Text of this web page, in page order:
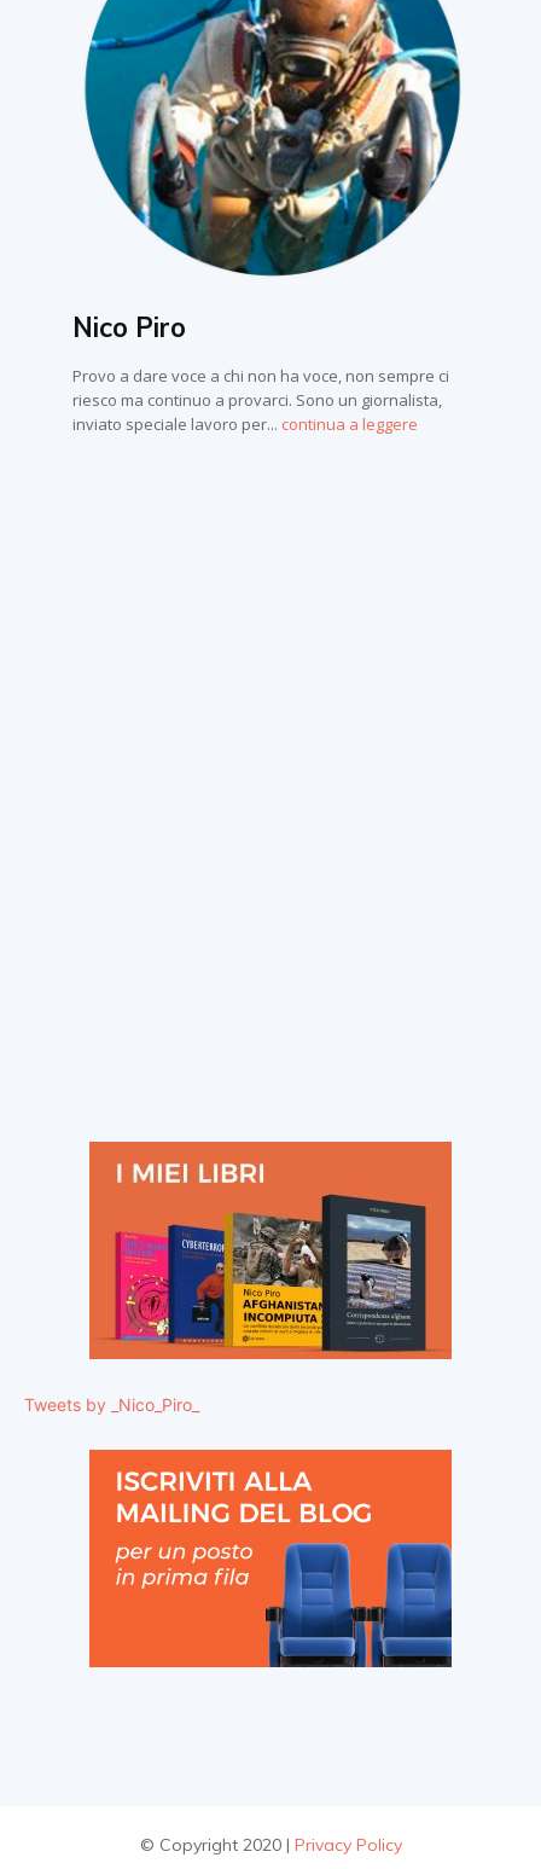
Nico Piro
Provo a dare voce a chi non ha voce, non sempre ci
riesco ma continuo a provarci. Sono un giornalista,
inviato speciale lavoro per... continua a leggere
Tweets by _Nico_Piro_
© Copyright 2020 | Privacy Policy